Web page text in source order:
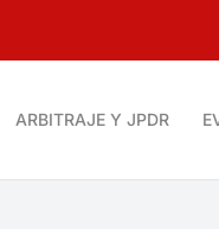
ARBITRAJE Y JPDR